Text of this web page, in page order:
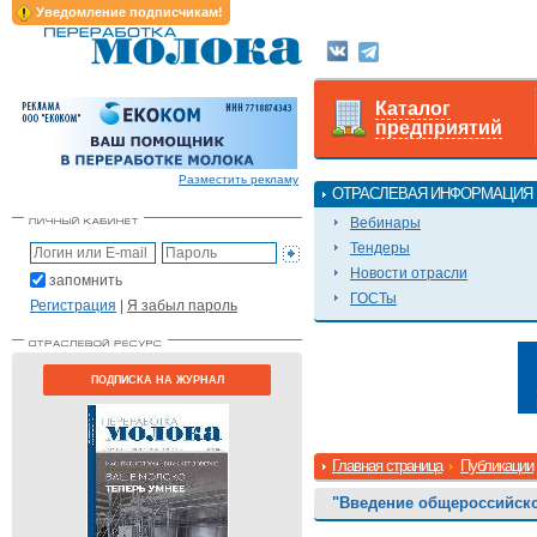
Уведомление подписчикам!
Разместить рекламу
запомнить
Регистрация | Я забыл пароль
ПОДПИСКА НА ЖУРНАЛ
Каталог
предприятий
ОТРАСЛЕВАЯ ИНФОРМАЦИЯ
Вебинары
Тендеры
Новости отрасли
ГОСТы
Главная страница Публикации
"Введение